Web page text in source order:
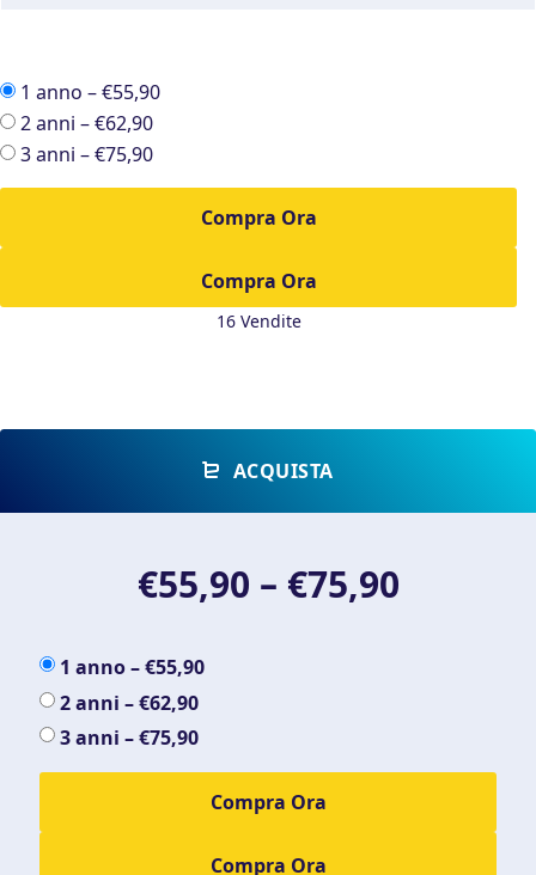
1 anno –€55,90
2 anni –€62,90
3 anni –€75,90
Compra Ora
16 Vendite
ACQUISTA
€55,90 – €75,90
1 anno–€55,90
2 anni –€62,90
3 anni –€75,90
Compra Ora